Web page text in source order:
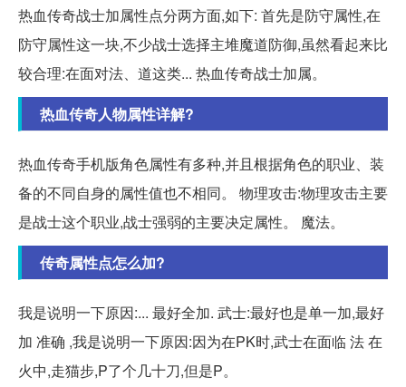
热血传奇战士加属性点分两方面,如下: 首先是防守属性,在
防守属性这一块,不少战士选择主堆魔道防御,虽然看起来比
较合理:在面对法、道这类... 热血传奇战士加属。
热血传奇人物属性详解?
热血传奇手机版角色属性有多种,并且根据角色的职业、装
备的不同自身的属性值也不相同。 物理攻击:物理攻击主要
是战士这个职业,战士强弱的主要决定属性。 魔法。
传奇属性点怎么加?
我是说明一下原因:... 最好全加. 武士:最好也是单一加,最好
加 准确 ,我是说明一下原因:因为在PK时,武士在面临 法 在
火中,走猫步,P了个几十刀,但是P。